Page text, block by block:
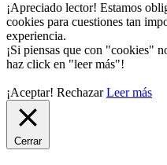
¡Apreciado lector! Estamos
cookies para cuestiones tan
experiencia.
¡Si piensas que con "cookies"
haz click en "leer más"!
¡Aceptar! Rechazar Leer más
Cerrar